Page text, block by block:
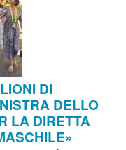
DI
DELLO
LA DIRETTA